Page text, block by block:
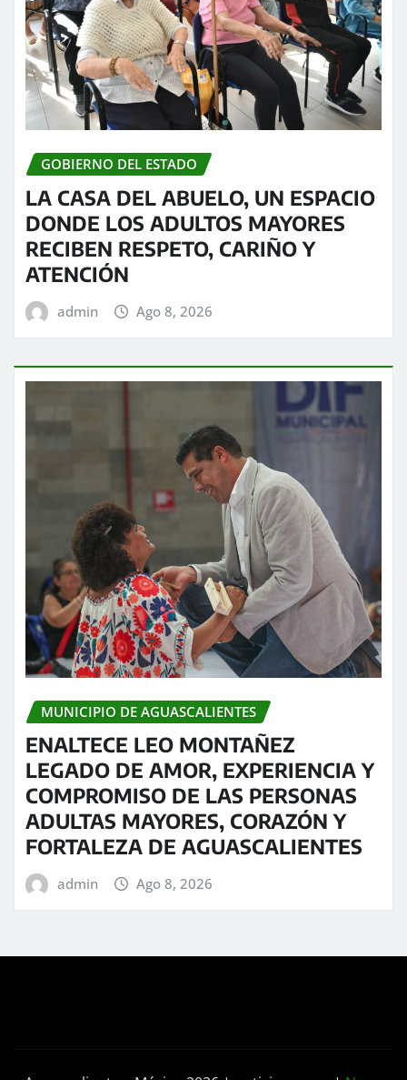
GOBIERNO DEL ESTADO
LA CASA DEL ABUELO, UN ESPACIO
DONDE LOS ADULTOS MAYORES
RECIBEN RESPETO, CARIÑO Y
ATENCIÓN
admin Ago 8, 2026
MUNICIPIO DE AGUASCALIENTES
ENALTECE LEO MONTAÑEZ
LEGADO DE AMOR, EXPERIENCIA Y
COMPROMISO DE LAS PERSONAS
ADULTAS MAYORES, CORAZÓN Y
FORTALEZA DE AGUASCALIENTES
admin Ago 8, 2026